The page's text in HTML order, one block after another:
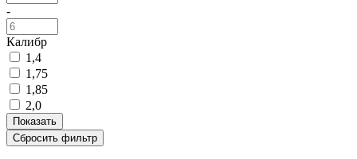
-
Калибр
1,4
1,75
1,85
2,0